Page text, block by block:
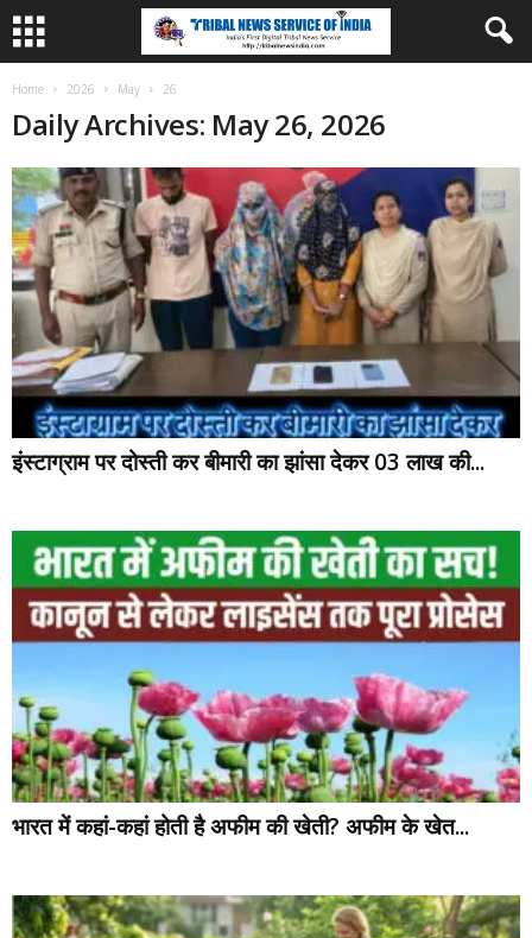
Home 2026 May 26
Daily Archives: May 26, 2026
इंस्टाग्राम पर दोस्ती कर बीमारी का झांसा देकर 03 लाख की...
भारत में कहां-कहां होती है अफीम की खेती? अफीम के खेत...